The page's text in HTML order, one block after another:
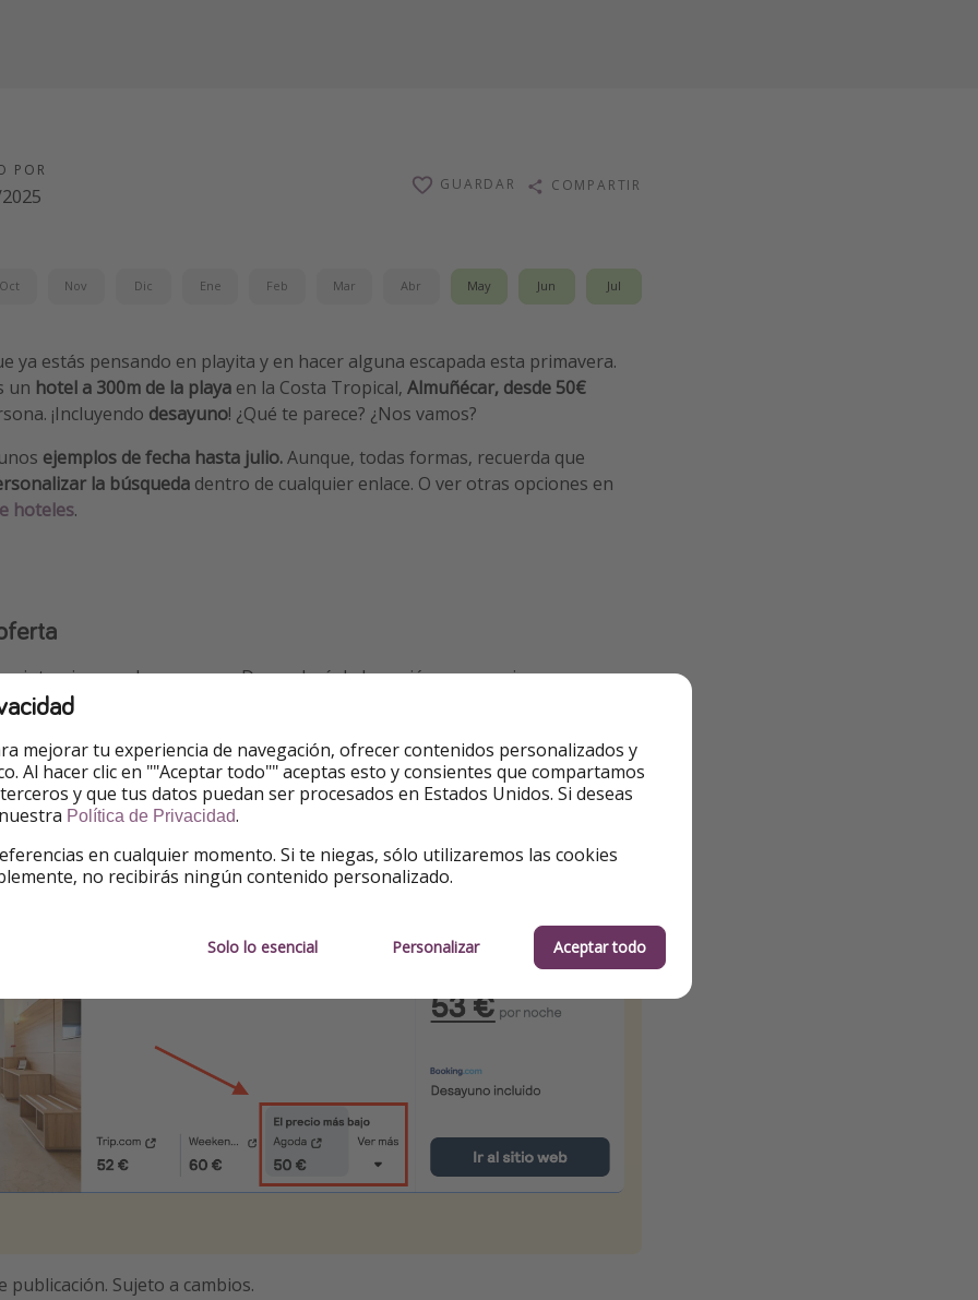
POR
GUARDAR COMPARTIR
Oct Nov Dic Ene Feb Mar Abr May Jun Jul
ya estás pensando en playita y en hacer alguna escapada esta primavera.
un hotel a 300m de la playa en la Costa Tropical, Almuñécar, desde 50€
¡Incluyendo desayuno! ¿Qué te parece? ¿Nos vamos?
ejemplos de fecha hasta julio.Aunque, todas formas, recuerda que
la búsqueda dentro de cualquier enlace. O ver otras opciones en
hoteles.
interviene en las reservas. Dependerá de la opción que escojas en
económica:
| por persona: 25€
publicación. Sujeto a cambios.
mejorar tu experiencia de navegación, ofrecer contenidos personalizados y
Al hacer clic en ""Aceptar todo"" aceptas esto y consientes que compartamos
y que tus datos puedan ser procesados en Estados Unidos. Si deseas
Política de Privacidad.
en cualquier momento. Si te niegas, sólo utilizaremos las cookies
no recibirás ningún contenido personalizado.
Solo lo esencial Personalizar Aceptar todo